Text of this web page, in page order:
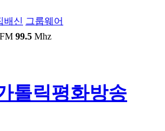
배신 그룹웨어
99.5 Mhz